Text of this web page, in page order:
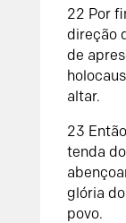
22 Por
direção
de
altar.
23
tenda
glória do
povo.